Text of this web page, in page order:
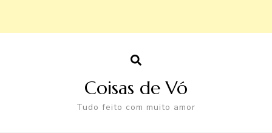
Coisas de Vó
Tudo feito com muito amor